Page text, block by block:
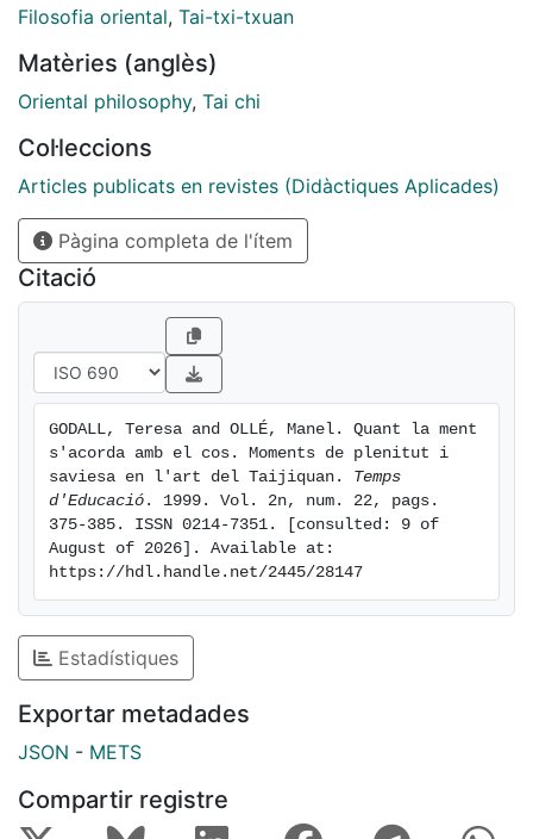
corporales, meditativas y respiratorias en consonancia
se caracteriza por su sentido global y unitario. Por
último, los autores formulan una serie de
práctica a la educación física en orden a desarrollar
una conciencia corporal abierta -más allá de las
técnicas- a valores espirituales.
Filosofia oriental, Tai-txi-txuan
Matèries (anglès)
Oriental philosophy, Tai chi
Col·leccions
Articles publicats en revistes (Didàctiques Aplicades)
Pàgina completa de l'ítem
Citació
GODALL, Teresa and OLLÉ, Manel. Quant la ment
s'acorda amb el cos. Moments de plenitut i
saviesa en l'art del Taijiquan. Temps
d'Educació . 1999. Vol. 2n, num. 22, pags.
375-385. ISSN 0214-7351. [consulted: 9 of
August of 2026]. Available at:
https://hdl.handle.net/2445/28147
Estadístiques
Exportar metadades
JSON - METS
Compartir registre